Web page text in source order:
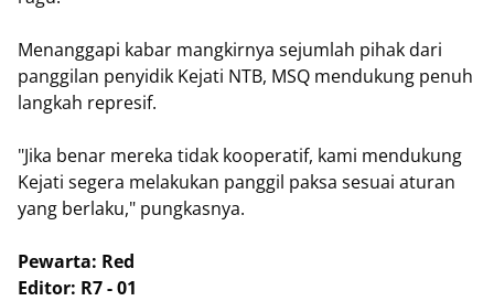
Menanggapi kabar mangkirnya sejumlah pihak dari
panggilan penyidik Kejati NTB, MSQ mendukung penuh
langkah represif.
"Jika benar mereka tidak kooperatif, kami mendukung
Kejati segera melakukan panggil paksa sesuai aturan
yang berlaku," pungkasnya.
Pewarta: Red
Editor: R7 - 01